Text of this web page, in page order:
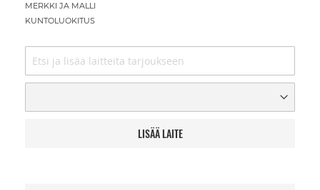
MERKKI JA MALLI
KUNTOLUOKITUS
LISÄÄ LAITE